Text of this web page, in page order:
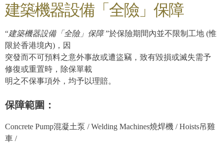
建築機器設備「全險」保障
“建築機器設備「全險」保障”於保險期間內並不限制工地 (惟
限於香港境內)，因
突發而不可預料之意外事故或遭盜竊，致有毀損或滅失需予
修復或重置時，除保單載
明之不保事項外，均予以理賠。
保障範圍：
Concrete Pump混凝土泵 / Welding Machines燒焊機 / Hoists吊雞
車 /